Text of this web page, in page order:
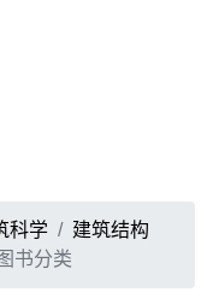
科学
建筑结构
图书分类